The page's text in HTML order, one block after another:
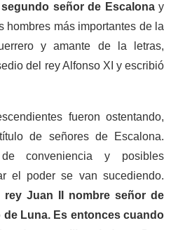
señor de Escalonay
hombres más importantes de la
y amante de la letras,
del rey Alfonso XI y escribió
fueron ostentando,
de señores de Escalona.
de conveniencia y posibles
el poder se van sucediendo.
rey Juan II nombre señor de
de Luna. Es entonces cuando